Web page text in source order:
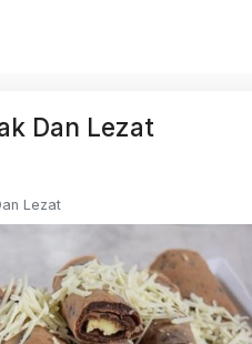
Dan Lezat
Lezat